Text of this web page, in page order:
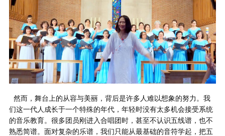
然而，舞台上的从容与美丽，背后是许多人难以想象的努力。我
们这一代人成长于一个特殊的年代，年轻时没有太多机会接受系统
的音乐教育。很多团员刚进入合唱团时，甚至不认识五线谱，也不
熟悉简谱。面对复杂的乐谱，我们只能从最基础的音符学起，把五